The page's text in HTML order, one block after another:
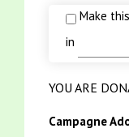
Make
in
YOU ARE
Campagne